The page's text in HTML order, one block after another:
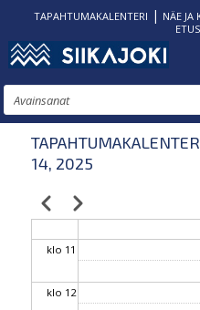
Hyppää
pääsisältöön
TAPAHTUMAKALENTERI | NÄE JA
Etsi
14, 2025
Sivutus
EdellinenSeuraava
klo 08
klo 09
klo 10
klo 11
klo 12